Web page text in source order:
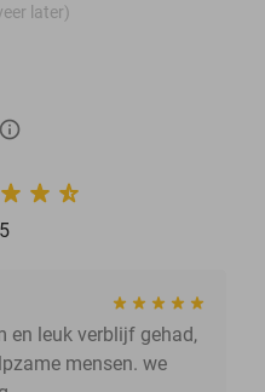
later)
info_outlined
en leuk verblijf gehad,
mensen. we